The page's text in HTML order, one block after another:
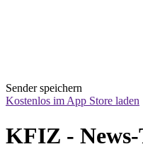
Sender speichern
Kostenlos im App Store laden
KFIZ -